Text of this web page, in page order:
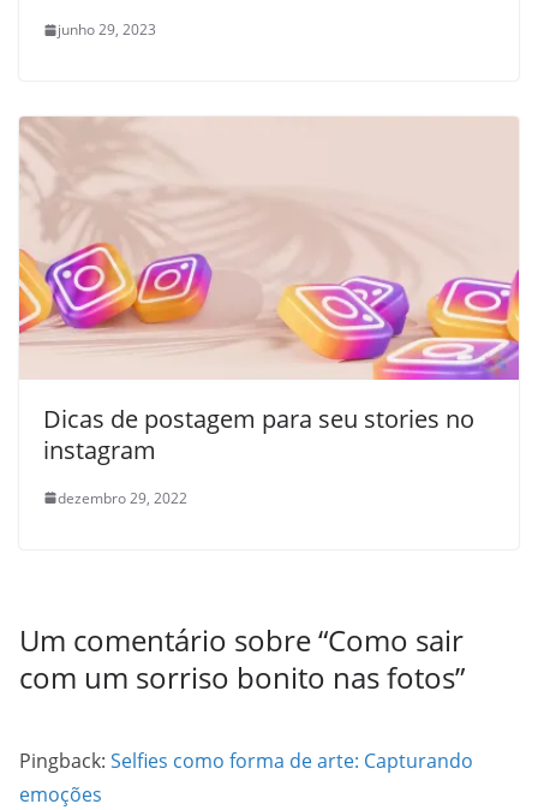
junho 29, 2023
Dicas de postagem para seu stories no
instagram
dezembro 29, 2022
Um comentário sobre “Como sair
com um sorriso bonito nas fotos”
Pingback: Selfies como forma de arte: Capturando
emoções